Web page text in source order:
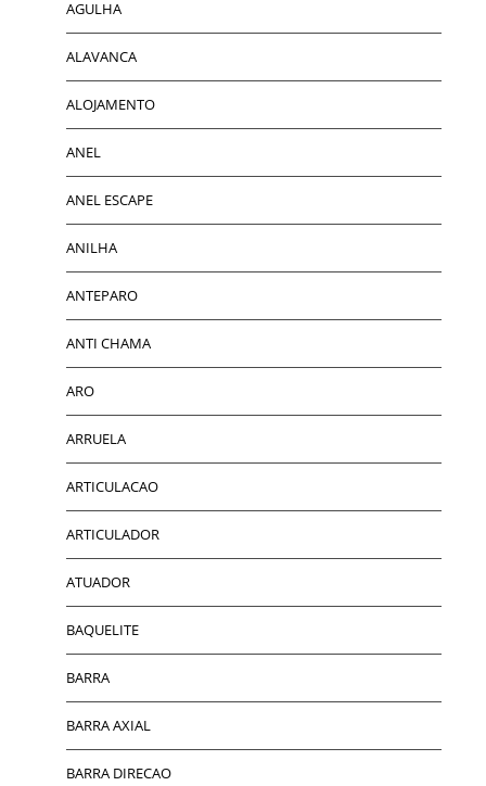
AGULHA
ALAVANCA
ALOJAMENTO
ANEL
ANEL ESCAPE
ANILHA
ANTEPARO
ANTI CHAMA
ARO
ARRUELA
ARTICULACAO
ARTICULADOR
ATUADOR
BAQUELITE
BARRA
BARRA AXIAL
BARRA DIRECAO